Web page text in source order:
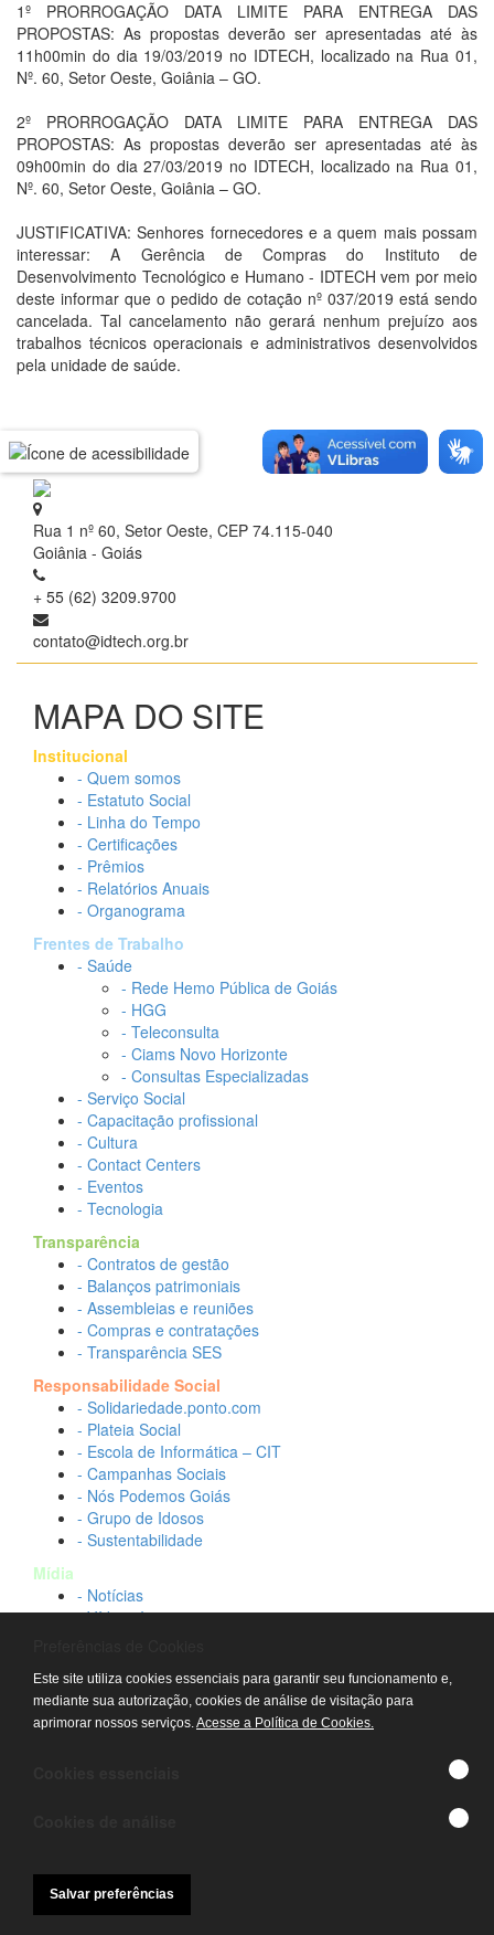
1º PRORROGAÇÃO DATA LIMITE PARA ENTREGA DAS
PROPOSTAS: As propostas deverão ser apresentadas até às
11h00min do dia 19/03/2019 no IDTECH, localizado na Rua 01,
Nº. 60, Setor Oeste, Goiânia – GO.
2º PRORROGAÇÃO DATA LIMITE PARA ENTREGA DAS
PROPOSTAS: As propostas deverão ser apresentadas até às
09h00min do dia 27/03/2019 no IDTECH, localizado na Rua 01,
Nº. 60, Setor Oeste, Goiânia – GO.
JUSTIFICATIVA: Senhores fornecedores e a quem mais possam
interessar: A Gerência de Compras do Instituto de
Desenvolvimento Tecnológico e Humano - IDTECH vem por meio
deste informar que o pedido de cotação nº 037/2019 está sendo
cancelada. Tal cancelamento não gerará nenhum prejuízo aos
trabalhos técnicos operacionais e administrativos desenvolvidos
pela unidade de saúde.
Rua 1 nº 60, Setor Oeste, CEP 74.115-040
Goiânia - Goiás
+ 55 (62) 3209.9700
contato@idtech.org.br
MAPA DO SITE
Institucional
- Quem somos
- Estatuto Social
- Linha do Tempo
- Certificações
- Prêmios
- Relatórios Anuais
- Organograma
Frentes de Trabalho
- Saúde
- Rede Hemo Pública de Goiás
- HGG
- Teleconsulta
- Ciams Novo Horizonte
- Consultas Especializadas
- Serviço Social
- Capacitação profissional
- Cultura
- Contact Centers
- Eventos
- Tecnologia
Transparência
- Contratos de gestão
- Balanços patrimoniais
- Assembleias e reuniões
- Compras e contratações
- Transparência SES
Responsabilidade Social
- Solidariedade.ponto.com
- Plateia Social
- Escola de Informática – CIT
- Campanhas Sociais
- Nós Podemos Goiás
- Grupo de Idosos
- Sustentabilidade
Mídia
- Notícias
- Vídeos Institucionais
Contato
- Fale conosco
- Trabalhe conosco
Este site utiliza cookies essenciais para garantir seu funcionamento e,
mediante sua autorização, cookies de análise de visitação para
aprimorar nossos serviços.Acesse a Política de Cookies.
Salvar preferências